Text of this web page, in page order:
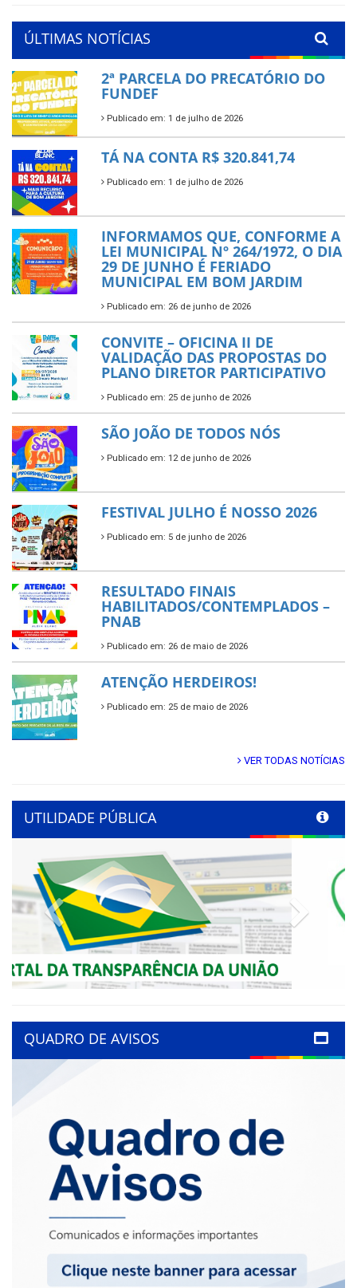
ÚLTIMAS NOTÍCIAS
2ª PARCELA DO PRECATÓRIO DO
FUNDEF
Publicado em: 1 de julho de 2026
TÁ NA CONTA R$ 320.841,74
Publicado em: 1 de julho de 2026
INFORMAMOS QUE, CONFORME A
LEI MUNICIPAL Nº 264/1972, O DIA
29 DE JUNHO É FERIADO
MUNICIPAL EM BOM JARDIM
Publicado em: 26 de junho de 2026
CONVITE – OFICINA II DE
VALIDAÇÃO DAS PROPOSTAS DO
PLANO DIRETOR PARTICIPATIVO
Publicado em: 25 de junho de 2026
SÃO JOÃO DE TODOS NÓS
Publicado em: 12 de junho de 2026
FESTIVAL JULHO É NOSSO 2026
Publicado em: 5 de junho de 2026
RESULTADO FINAIS
HABILITADOS/CONTEMPLADOS –
PNAB
Publicado em: 26 de maio de 2026
ATENÇÃO HERDEIROS!
Publicado em: 25 de maio de 2026
VER TODAS NOTÍCIAS
UTILIDADE PÚBLICA
Previous Next
QUADRO DE AVISOS